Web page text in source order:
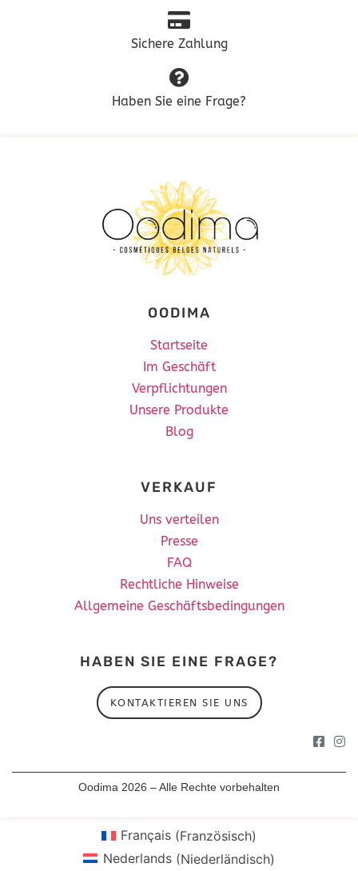
Sichere Zahlung
Haben Sie eine Frage?
OODIMA
Startseite
Im Geschäft
Verpflichtungen
Unsere Produkte
Blog
VERKAUF
Uns verteilen
Presse
FAQ
Rechtliche Hinweise
Allgemeine Geschäftsbedingungen
HABEN SIE EINE FRAGE?
KONTAKTIEREN SIE UNS
Oodima 2026 – Alle Rechte vorbehalten
Français (Französisch)
Nederlands(Niederländisch)